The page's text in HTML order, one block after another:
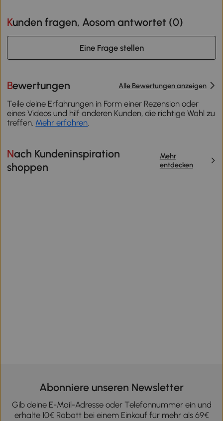
Kunden fragen, Aosom antwortet (0)
Eine Frage stellen
Bewertungen Alle Bewertungen anzeigen
Teile deine Erfahrungen in Form einer Rezension oder
eines Videos und hilf anderen Kunden, die richtige Wahl zu
treffen. Mehr erfahren.
Nach Kundeninspiration
shoppen
Mehr
entdecken
Abonniere unseren Newsletter
Gib deine E-Mail-Adresse oder Telefonnummer ein und
erhalte 10€ Rabatt bei einem Einkauf für mehr als 69€